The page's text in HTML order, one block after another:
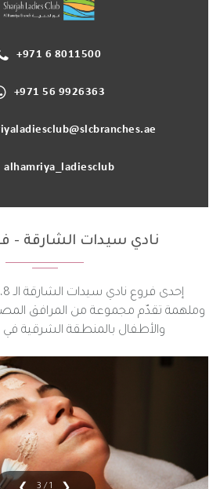
+971 6 8011500
+971 56 9926363
alhamriya_ladiesclub
نادي سيدات الشارقة -
وملهمة تقدّم مجموعة من المرافق
والأطفال بالمنطقة الشرقية في